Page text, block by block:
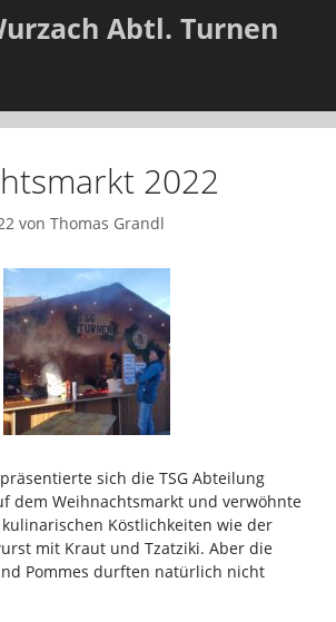
Abtl. Turnen
2022
von Thomas Grandl
sich die TSG Abteilung
dem Weihnachtsmarkt und verwöhnte
Köstlichkeiten wie der
mit Kraut und Tzatziki. Aber die
Pommes durften natürlich nicht